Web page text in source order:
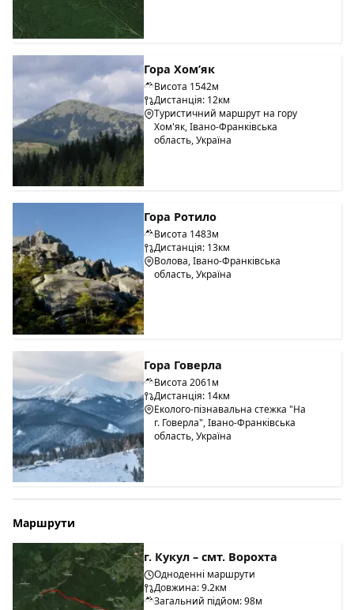
Гора Хом’як
Висота 1542м
Дистанція: 12км
Туристичний маршрут на гору
Хом'як, Івано-Франківська
область, Україна
Гора Ротило
Висота 1483м
Дистанція: 13км
Волова, Івано-Франківська
область, Україна
Гора Говерла
Висота 2061м
Дистанція: 14км
Еколого-пізнавальна стежка "На
г. Говерла", Івано-Франківська
область, Україна
Маршрути
г. Кукул – смт. Ворохта
Одноденні маршрути
Довжина: 9.2км
Загальний підйом: 98м